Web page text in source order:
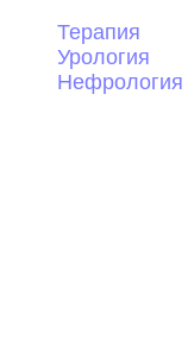
Терапия
Урология
Нефрология